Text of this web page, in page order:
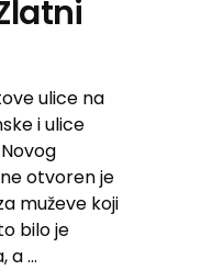
ulice na
i ulice
otvoren je
muževe koji
bilo je
a